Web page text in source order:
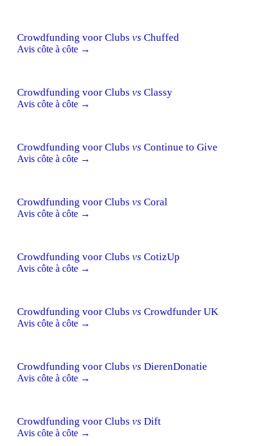
Crowdfunding voor Clubs vs Chuffed
Avis côte à côte →
Crowdfunding voor Clubs vs Classy
Avis côte à côte →
Crowdfunding voor Clubs vs Continue to Give
Avis côte à côte →
Crowdfunding voor Clubs vs Coral
Avis côte à côte →
Crowdfunding voor Clubs vs CotizUp
Avis côte à côte →
Crowdfunding voor Clubs vs Crowdfunder UK
Avis côte à côte →
Crowdfunding voor Clubs vs DierenDonatie
Avis côte à côte →
Crowdfunding voor Clubs vs Dift
Avis côte à côte →